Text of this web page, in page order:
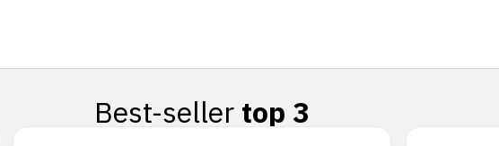
Best-seller top 3